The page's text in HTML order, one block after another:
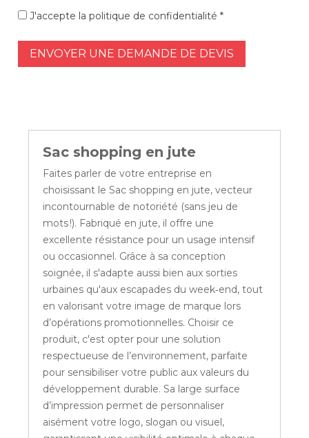
J'accepte la politique de confidentialité *
ENVOYER UNE DEMANDE DE DEVIS
Sac shopping en jute
Faites parler de votre entreprise en
choisissant le Sac shopping en jute, vecteur
incontournable de notoriété (sans jeu de
mots !). Fabriqué en jute, il offre une
excellente résistance pour un usage intensif
ou occasionnel. Grâce à sa conception
soignée, il s'adapte aussi bien aux sorties
urbaines qu'aux escapades du week‑end, tout
en valorisant votre image de marque lors
d’opérations promotionnelles. Choisir ce
produit, c'est opter pour une solution
respectueuse de l’environnement, parfaite
pour sensibiliser votre public aux valeurs du
développement durable. Sa large surface
d’impression permet de personnaliser
aisément votre logo, slogan ou visuel,